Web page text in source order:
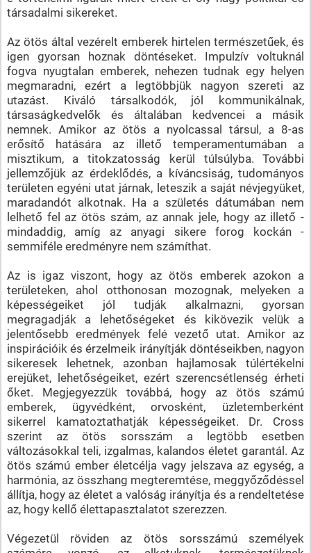
társadalmi sikereket.
Az ötös által vezérelt emberek hirtelen természetűek, és
igen gyorsan hoznak döntéseket. Impulzív voltuknál
fogva nyugtalan emberek, nehezen tudnak egy helyen
megmaradni, ezért a legtöbbjük nagyon szereti az
utazást. Kiváló társalkodók, jól kommunikálnak,
társaságkedvelők és általában kedvencei a másik
nemnek. Amikor az ötös a nyolcassal társul, a 8-as
erősítő hatására az illető temperamentumában a
misztikum, a titokzatosság kerül túlsúlyba. További
jellemzőjük az érdeklődés, a kíváncsiság, tudományos
területen egyéni utat járnak, leteszik a saját névjegyüket,
maradandót alkotnak. Ha a születés dátumában nem
lelhető fel az ötös szám, az annak jele, hogy az illető -
mindaddig, amíg az anyagi sikere forog kockán -
semmiféle eredményre nem számíthat.
Az is igaz viszont, hogy az ötös emberek azokon a
területeken, ahol otthonosan mozognak, melyeken a
képességeiket jól tudják alkalmazni, gyorsan
megragadják a lehetőségeket és kikövezik velük a
jelentősebb eredmények felé vezető utat. Amikor az
inspirációik és érzelmeik irányítják döntéseikben, nagyon
sikeresek lehetnek, azonban hajlamosak túlértékelni
erejüket, lehetőségeiket, ezért szerencsétlenség érheti
őket. Megjegyezzük továbbá, hogy az ötös számú
emberek, ügyvédként, orvosként, üzletemberként
sikerrel kamatoztathatják képességeiket. Dr. Cross
szerint az ötös sorsszám a legtöbb esetben
változásokkal teli, izgalmas, kalandos életet garantál. Az
ötös számú ember életcélja vagy jelszava az egység, a
harmónia, az összhang megteremtése, meggyőződéssel
állítja, hogy az életet a valóság irányítja és a rendeltetése
az, hogy kellő élettapasztalatot szerezzen.
Végezetül röviden az ötös sorsszámú személyek